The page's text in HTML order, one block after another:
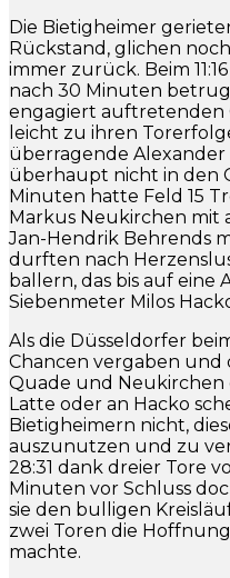
Die Bietigheimer
Rückstand, glichen
immer zurück. Beim
nach 30 Minuten
engagiert auftretenden
leicht zu ihren
überragende Alexander
überhaupt nicht in den
Minuten hatte Feld 15
Markus Neukirchen mit
Jan-Hendrik Behrends
durften nach
ballern, das bis auf eine
Siebenmeter Milos
Als die Düsseldorfer
Chancen vergaben und
Quade und
Latte oder an Hacko
Bietigheimern nicht,
auszunutzen und zu
28:31 dank dreier Tore
Minuten vor Schluss
sie den bulligen
zwei Toren die
machte.